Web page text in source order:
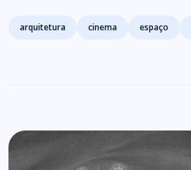
Tags
arquitetura cinema espaço